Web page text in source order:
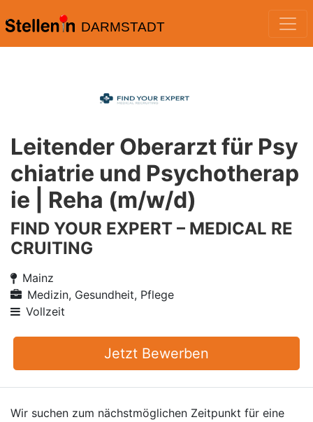
DARMSTADT
Leitender Oberarzt für Psy
chiatrie und Psychotherap
ie | Reha (m/w/d)
FIND YOUR EXPERT – MEDICAL RE
CRUITING
Mainz
Medizin, Gesundheit, Pflege
Vollzeit
Jetzt Bewerben
Wir suchen zum nächstmöglichen Zeitpunkt für eine